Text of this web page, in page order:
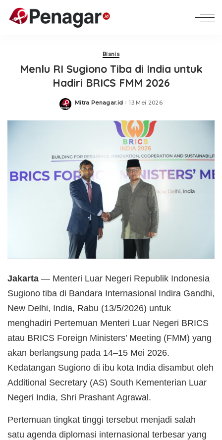
Bisnis
Menlu RI Sugiono Tiba di India untuk
Hadiri BRICS FMM 2026
Posted
Mitra Penagar.id 13 Mei 2026
Jakarta — Menteri Luar Negeri Republik Indonesia
Sugiono tiba di Bandara Internasional Indira Gandhi,
New Delhi, India, Rabu (13/5/2026) untuk
menghadiri Pertemuan Menteri Luar Negeri BRICS
atau BRICS Foreign Ministers’ Meeting (FMM) yang
akan berlangsung pada 14–15 Mei 2026.
Kedatangan Sugiono di ibu kota India disambut oleh
Additional Secretary (AS) South Kementerian Luar
Negeri India, Shri Prashant Agrawal.
Pertemuan tingkat tinggi tersebut menjadi salah
satu agenda diplomasi internasional terbesar yang